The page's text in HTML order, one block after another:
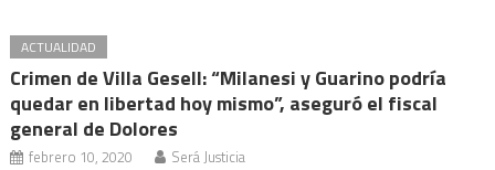
ACTUALIDAD
Crimen de Villa Gesell: “Milanesi y Guarino podría
quedar en libertad hoy mismo”, aseguró el fiscal
general de Dolores
febrero 10, 2020 Será Justicia